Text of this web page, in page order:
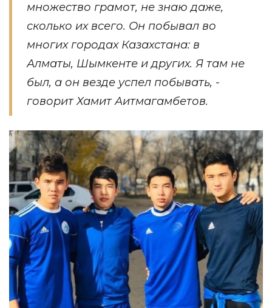
множество грамот, не знаю даже,
сколько их всего. Он побывал во
многих городах Казахстана: в
Алматы, Шымкенте и других. Я там не
был, а он везде успел побывать, -
говорит Хамит Аитмагамбетов.